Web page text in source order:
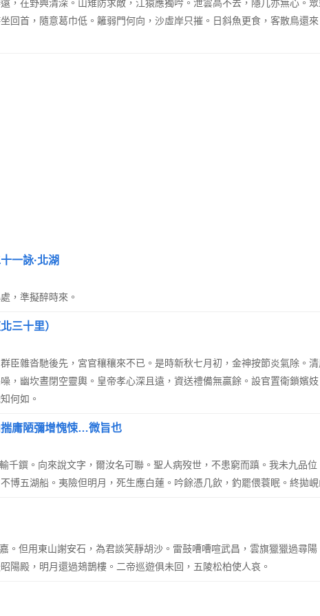
，在野興清深。山雉防求敵，江猿應獨吟。泄雲高不去，隱几亦無心。
回首，隨意葛巾低。籬弱門何向，沙虛岸只摧。日斜魚更食，客散鳥還
一詠·北湖
，準擬醉時來。
三十里）
臣雜沓馳後先，宮官穰穰來不已。是時新秋七月初，金神按節炎氣除。
，幽坎晝閉空靈輿。皇帝孝心深且遠，資送禮備無贏餘。設官置衛鎖嬪
何如。
庸陋彌增愧悚…微旨也
千鐉。向來說文字，爾汝名可聯。聖人病歿世，不患窮而蹎。我未九品
博五湖船。夷險但明月，死生應白蓮。吟餘憑几飲，釣罷偎蓑眠。終拋峴
。但用東山謝安石，為君談笑靜胡沙。雷鼓嘈嘈喧武昌，雲旗獵獵過尋
陽殿，明月還過鳷鵲樓。二帝巡遊俱未回，五陵松柏使人哀。